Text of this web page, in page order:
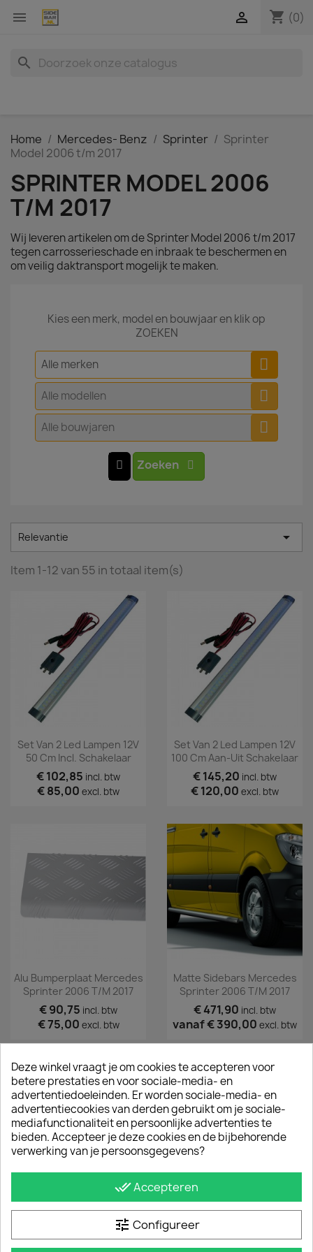
 shopping_cart (0)

search
Home Mercedes- Benz Sprinter
Sprinter
Model 2006 t/m 2017
SPRINTER MODEL 2006
T/M 2017
Wij leveren artikelen om de Sprinter Model 2006 t/m 2017
tegen carrosserieschade en inbraak te beschermen en
om veilig daktransport mogelijk te maken.
Kies een merk, model en bouwjaar en klik op
ZOEKEN
Alle merken
Alle modellen
Alle bouwjaren
Zoeken
Relevantie 
Item 1-12 van 55 in totaal item(s)
Set Van 2 Led Lampen 12V
50 Cm Incl. Schakelaar
€ 102,85 incl. btw
€ 85,00 excl. btw
Set Van 2 Led Lampen 12V
100 Cm Aan-Uit Schakelaar
€ 145,20 incl. btw
€ 120,00 excl. btw
Alu Bumperplaat Mercedes
Sprinter 2006 T/m 2017
€ 90,75 incl. btw
€ 75,00 excl. btw
Matte Sidebars Mercedes
Sprinter 2006 T/m 2017
€ 471,90 incl. btw
vanaf€ 390,00 excl. btw
Hoogglans Sidebars
Mercedes Sprinter 2006
T/m 2017
Deur-Raamroosters
Sprinter 2006-2017
€ 163,35incl. btw
Deze winkel vraagt je om cookies te accepteren voor
betere prestaties en voor sociale-media- en
advertentiedoeleinden. Er worden sociale-media- en
advertentiecookies van derden gebruikt om je sociale-
mediafunctionaliteit en persoonlijke advertenties te
bieden. Accepteer je deze cookies en de bijbehorende
verwerking van je persoonsgegevens?
done_allAccepteren
tune Configureer